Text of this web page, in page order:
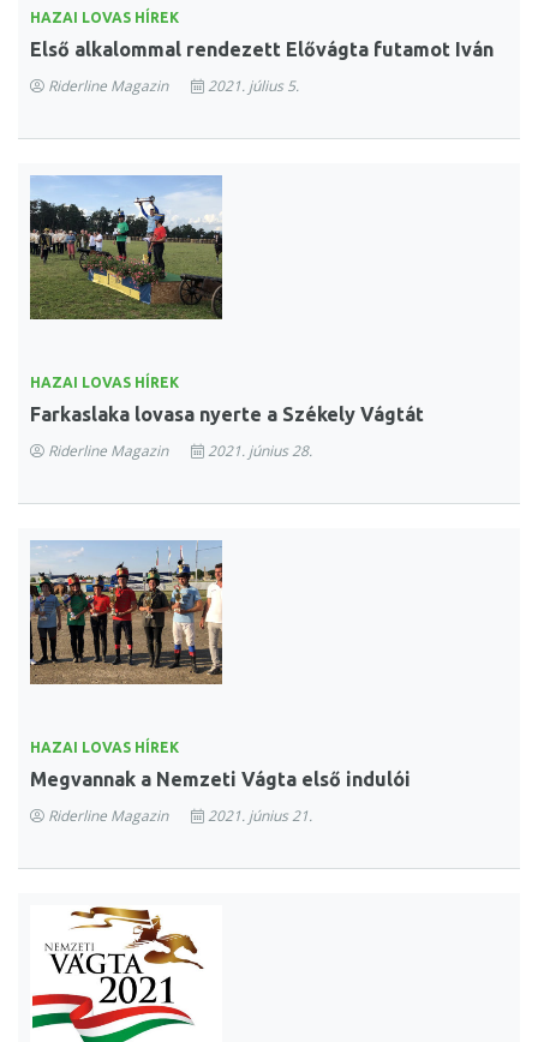
HAZAI LOVAS HÍREK
Első alkalommal rendezett Elővágta futamot Iván
Riderline Magazin 2021. július 5.
HAZAI LOVAS HÍREK
Farkaslaka lovasa nyerte a Székely Vágtát
Riderline Magazin 2021. június 28.
HAZAI LOVAS HÍREK
Megvannak a Nemzeti Vágta első indulói
Riderline Magazin 2021. június 21.